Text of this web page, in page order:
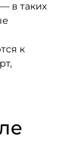
в таких
к